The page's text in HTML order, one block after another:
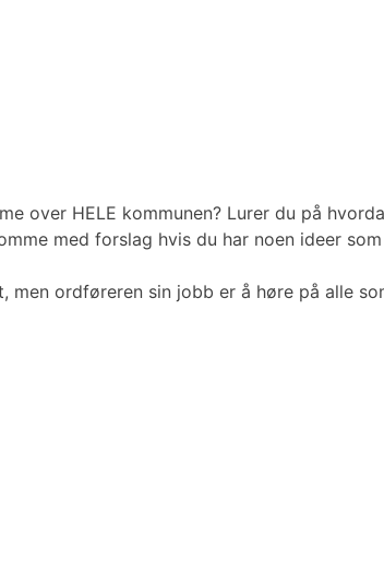
over HELE kommunen? Lurer du på
med forslag hvis du har noen ideer
ordføreren sin jobb er å høre på alle